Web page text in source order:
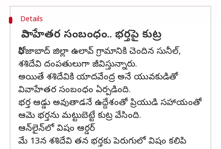
Details
వివాహేతర సంబంధం.. భర్తపై కుట్ర
ఫిరోజాబాద్‌ జిల్లా ఉలావ్ గ్రామానికి చెందిన సునీల్,
శశిదేవి దంపతులుగా జీవిస్తున్నారు.
అయితే శశిదేవికి యాదవేంద్ర అనే యువకుడితో
వివాహేతర సంబంధం ఏర్పడింది.
భర్త ఆడ్డు అవుతాడనే ఉద్దేశంతో ప్రియుడి సహాయంతో
ఆమె భర్తను మట్టుబెట్టే కుట్ర వేసింది.
ఆన్‌లైన్‌లో విషం ఆర్డర్
మే 13న శశిదేవి తన భర్తకు పెరుగులో విషం కలిపి